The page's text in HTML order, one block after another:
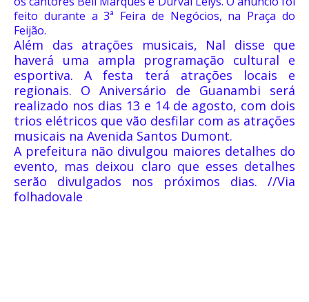
feito durante a 3ª Feira de Negócios, na Praça do
Feijão.
Além das atrações musicais, Nal disse que
haverá uma ampla programação cultural e
esportiva. A festa terá atrações locais e
regionais. O Aniversário de Guanambi será
realizado nos dias 13 e 14 de agosto, com dois
trios elétricos que vão desfilar com as atrações
musicais na Avenida Santos Dumont.
A prefeitura não divulgou maiores detalhes do
evento, mas deixou claro que esses detalhes
serão divulgados nos próximos dias. //Via
folhadovale